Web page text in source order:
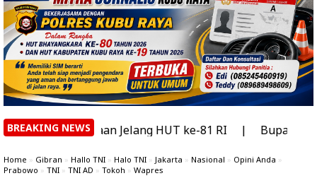
BREAKING NEWS
Jelang HUT ke-81 RI | Bupati Kubu Raya
Home » Gibran » Hallo TNI » Halo TNI » Jakarta » Nasional » Opini Anda »
Prabowo » TNI » TNI AD » Tokoh » Wapres